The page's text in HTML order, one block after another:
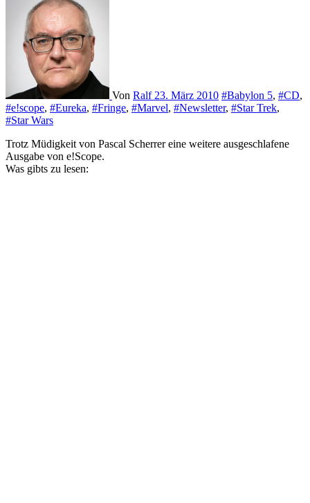
Von Ralf 23. März 2010 #Babylon 5, #CD,
#e!scope, #Eureka, #Fringe, #Marvel, #Newsletter, #Star Trek,
#Star Wars
Trotz Müdigkeit von Pascal Scherrer eine weitere ausgeschlafene
Ausgabe von e!Scope.
Was gibts zu lesen: